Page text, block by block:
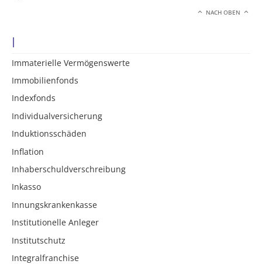
NACH OBEN
I
Immaterielle Vermögenswerte
Immobilienfonds
Indexfonds
Individualversicherung
Induktionsschäden
Inflation
Inhaberschuldverschreibung
Inkasso
Innungskrankenkasse
Institutionelle Anleger
Institutschutz
Integralfranchise